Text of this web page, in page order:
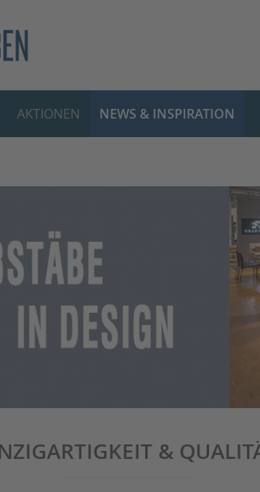
AKTIONEN NEWS & INSPIRATION
&